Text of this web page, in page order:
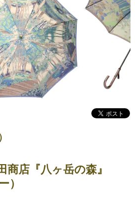
商店『八ヶ岳の森』
）